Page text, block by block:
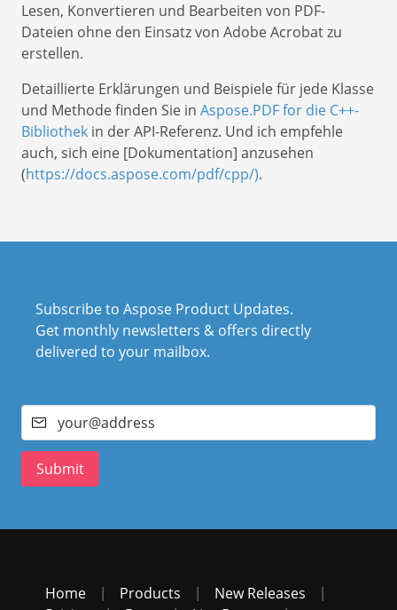
Lesen, Konvertieren und Bearbeiten von PDF-
Dateien ohne den Einsatz von Adobe Acrobat zu
erstellen.
Detaillierte Erklärungen und Beispiele für jede Klasse
und Methode finden Sie in Aspose.PDF for die C++-
Bibliothek in der API-Referenz. Und ich empfehle
auch, sich eine [Dokumentation] anzusehen
(https://docs.aspose.com/pdf/cpp/).
Subscribe to Aspose Product Updates.
Get monthly newsletters & offers directly
delivered to your mailbox.
Submit
Home | Products | New Releases |